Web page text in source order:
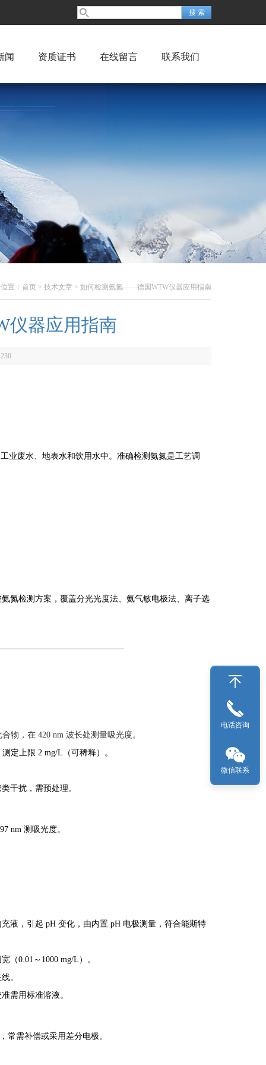
闻 资质证书 在线留言 联系我们
置： 首页 > 技术文章 > 如何检测氨氮——德国WTW仪器应用指南
器应用指南
230
业废水、地表水和饮用水中。准确检测氨氮是工艺调
氮检测方案，覆盖分光光度法、氨气敏电极法、离子选
物，在 420 nm 波长处测量吸光度。
定上限 2 mg/L（可稀释）。
干扰，需预处理。
nm 测吸光度。
液，引起 pH 变化，由内置 pH 电极测量，符合能斯特
（0.01～1000 mg/L）。
。
需用标准溶液。
常需补偿或采用差分电极。
电话咨询
微信联系